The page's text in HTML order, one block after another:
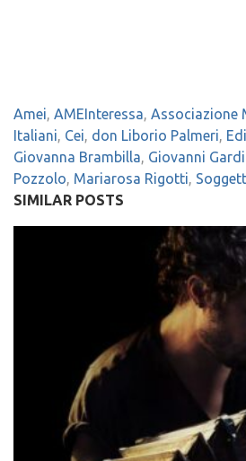
Amei, AMEInteressa, Associazione
Italiani, Cei, don Liborio Palmeri,
Giovanna Brambilla, Giovanni
Pozzolo, Mariarosa Rigotti,
SIMILAR POSTS